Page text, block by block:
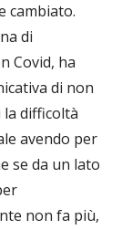
cambiato.
di
Covid, ha
di non
la difficoltà
avendo per
se da un lato
non fa più,